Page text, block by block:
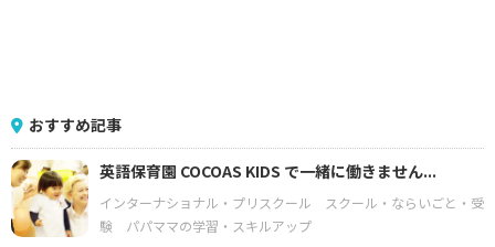
おすすめ記事
英語保育園 COCOAS KIDS で一緒に働きません...
インターナショナル・プリスクール
スクール・ならいごと・受
験
パパママの学習・スキルアップ